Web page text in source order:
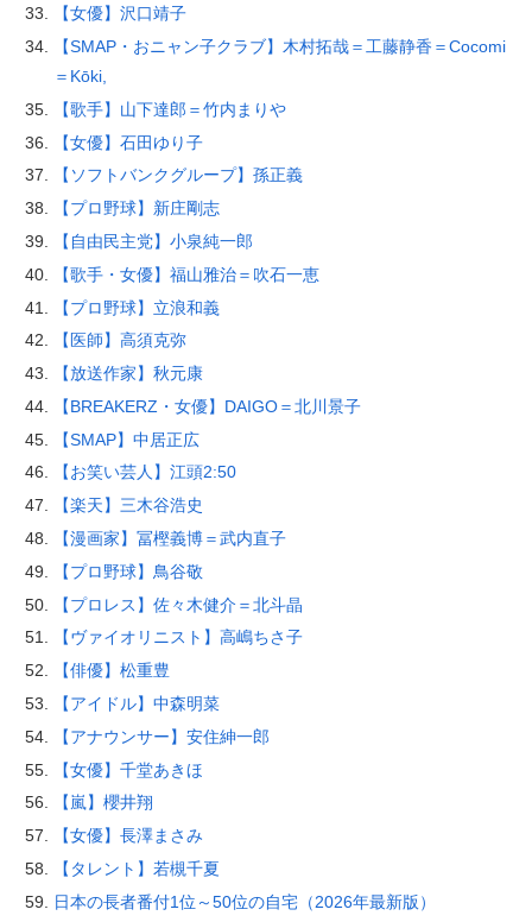
【女優】沢口靖子
【SMAP・おニャン子クラブ】木村拓哉＝工藤静香＝Cocomi
＝Kōki,
【歌手】山下達郎＝竹内まりや
【女優】石田ゆり子
【ソフトバンクグループ】孫正義
【プロ野球】新庄剛志
【自由民主党】小泉純一郎
【歌手・女優】福山雅治＝吹石一恵
【プロ野球】立浪和義
【医師】高須克弥
【放送作家】秋元康
【BREAKERZ・女優】DAIGO＝北川景子
【SMAP】中居正広
【お笑い芸人】江頭2:50
【楽天】三木谷浩史
【漫画家】冨樫義博＝武内直子
【プロ野球】鳥谷敬
【プロレス】佐々木健介＝北斗晶
【ヴァイオリニスト】高嶋ちさ子
【俳優】松重豊
【アイドル】中森明菜
【アナウンサー】安住紳一郎
【女優】千堂あきほ
【嵐】櫻井翔
【女優】長澤まさみ
【タレント】若槻千夏
日本の長者番付1位～50位の自宅（2026年最新版）